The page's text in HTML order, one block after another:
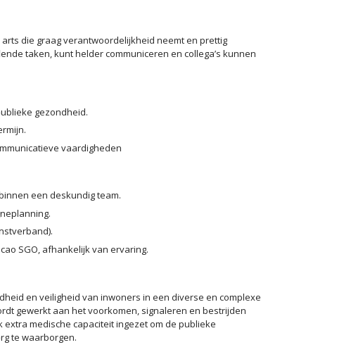
die graag verantwoordelijkheid neemt en prettig
taken, kunt helder communiceren en collega’s kunnen
gezondheid.
vaardigheden
een deskundig team.
SGO, afhankelijk van ervaring.
en veiligheid van inwoners in een diverse en complexe
gewerkt aan het voorkomen, signaleren en bestrijden
medische capaciteit ingezet om de publieke
te waarborgen.